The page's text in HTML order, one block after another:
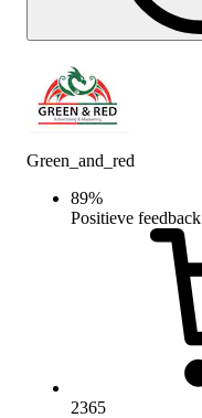
Green_and_red
89%
Positieve feedback
2365